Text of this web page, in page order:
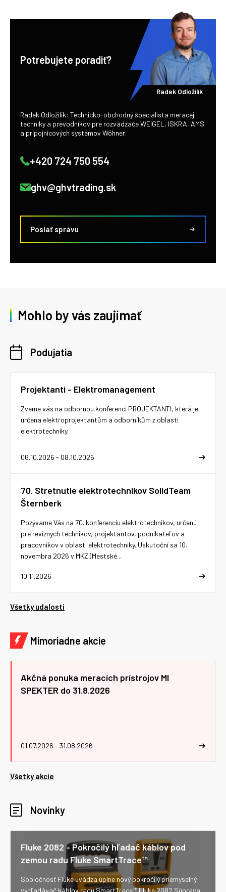
Potrebujete poradiť?
Radek Odložilík
Radek Odložilík: Technicko-obchodný špecialista meracej
techniky a prevodníkov pre rozvádzače WEIGEL, ISKRA, AMS
a prípojnicových systémov Wöhner.
+420 724 750 554
ghv@ghvtrading.sk
Poslať správu
Mohlo by vás zaujímať
Podujatia
Projektanti - Elektromanagement
06.10.2026 - 08.10.2026
Zveme vás na odbornou konferenci PROJEKTANTI, která je
určena elektroprojektantům a odborníkům z oblasti
elektrotechniky.
70. Stretnutie elektrotechnikov SolidTeam
Šternberk
10.11.2026
Pozývame Vás na 70. konferenciu elektrotechnikov, určenú
pre revíznych technikov, projektantov, podnikateľov a
pracovníkov v oblasti elektrotechniky. Uskutoční sa 10.
novembra 2026 v MKZ (Mestské...
Všetky udalosti
Mimoriadne akcie
Akčná ponuka meracích prístrojov MI
SPEKTER do 31.8.2026
01.07.2026 - 31.08.2026
Všetky akcie
Novinky
Fluke 2082 - Pokročilý hľadač káblov pod
zemou radu Fluke SmartTrace™
Spoločnosť Fluke uvádza úplne nový pokročilý priemyselný
vyhľadávač káblov radu SmartTrace™ Fluke 2082 Súprava